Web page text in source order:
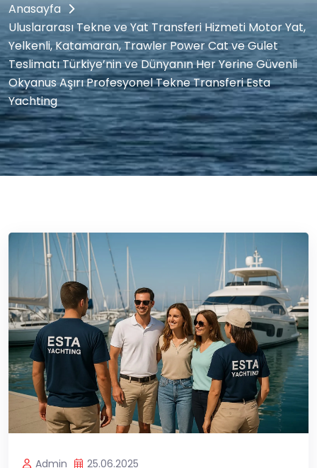
Anasayfa
Uluslararası Tekne ve Yat Transferi Hizmeti Motor Yat,
Yelkenli, Katamaran, Trawler Power Cat ve Gulet
Teslimatı Türkiye’nin ve Dünyanın Her Yerine Güvenli
Okyanus Aşırı Profesyonel Tekne Transferi Esta
Yachting
Admin 25.06.2025